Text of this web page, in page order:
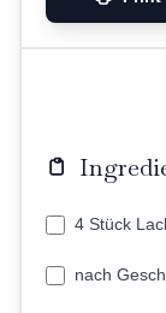
4 Stück
nach